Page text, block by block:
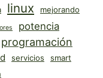
linux mejorando
potencia
programación
servicios smart